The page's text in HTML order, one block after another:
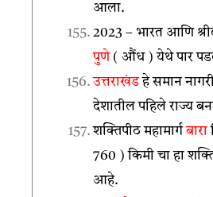
आला.
2023 – भारत आणि
पुणे( औंध ) येथे पार
उत्तराखंडहे समान
देशातील पहिले राज्य
शक्तिपीठ महामार्गबारा
760 ) किमी चा हा
आहे.